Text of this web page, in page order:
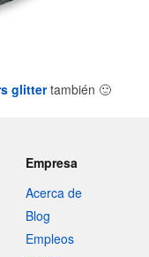
glittertambién 🙂
Empresa
Acerca de
Blog
Empleos